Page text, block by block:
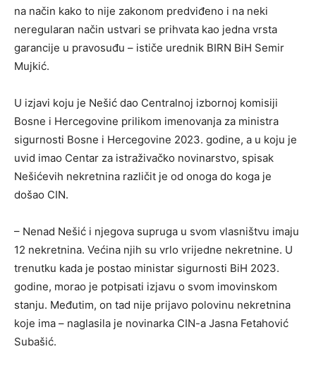
na način kako to nije zakonom predviđeno i na neki
neregularan način ustvari se prihvata kao jedna vrsta
garancije u pravosuđu – ističe urednik BIRN BiH Semir
Mujkić.
U izjavi koju je Nešić dao Centralnoj izbornoj komisiji
Bosne i Hercegovine prilikom imenovanja za ministra
sigurnosti Bosne i Hercegovine 2023. godine, a u koju je
uvid imao Centar za istraživačko novinarstvo, spisak
Nešićevih nekretnina različit je od onoga do koga je
došao CIN.
– Nenad Nešić i njegova supruga u svom vlasništvu imaju
12 nekretnina. Većina njih su vrlo vrijedne nekretnine. U
trenutku kada je postao ministar sigurnosti BiH 2023.
godine, morao je potpisati izjavu o svom imovinskom
stanju. Međutim, on tad nije prijavo polovinu nekretnina
koje ima – naglasila je novinarka CIN-a Jasna Fetahović
Subašić.